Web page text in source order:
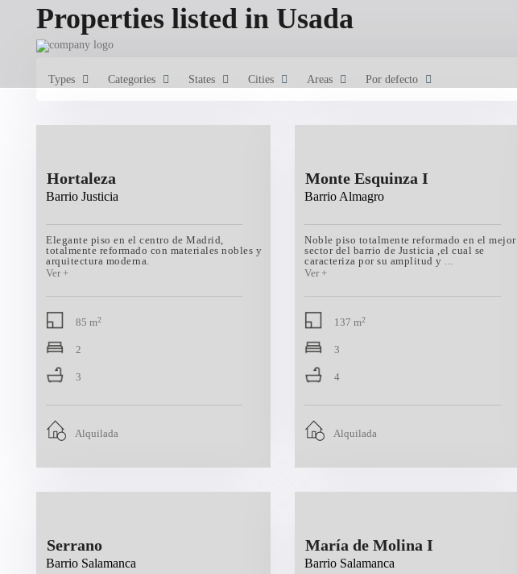
Properties listed in Usada
Types Categories States Cities Areas Por defecto
Hortaleza
Barrio Justicia
Elegante piso en el centro de Madrid,
totalmente reformado con materiales nobles y
arquitectura moderna.
85 m2
2
3
Alquilada
Monte Esquinza I
Barrio Almagro
Noble piso totalmente reformado en el mejor
sector del barrio de Justicia ,el cual se
caracteriza por su amplitud y ...
137 m2
3
4
Alquilada
Serrano
Barrio Salamanca
María de Molina I
Barrio Salamanca